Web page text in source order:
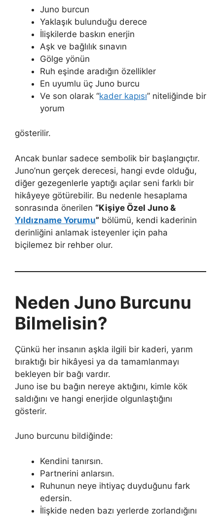
Juno burcun
Yaklaşık bulunduğu derece
İlişkilerde baskın enerjin
Aşk ve bağlılık sınavın
Gölge yönün
Ruh eşinde aradığın özellikler
En uyumlu üç Juno burcu
Ve son olarak “kader kapısı” niteliğinde bir
yorum
gösterilir.
Ancak bunlar sadece sembolik bir başlangıçtır.
Juno’nun gerçek derecesi, hangi evde olduğu,
diğer gezegenlerle yaptığı açılar seni farklı bir
hikâyeye götürebilir. Bu nedenle hesaplama
sonrasında önerilen “Kişiye Özel Juno &
Yıldızname Yorumu” bölümü, kendi kaderinin
derinliğini anlamak isteyenler için paha
biçilemez bir rehber olur.
Neden Juno Burcunu
Bilmelisin?
Çünkü her insanın aşkla ilgili bir kaderi, yarım
bıraktığı bir hikâyesi ya da tamamlanmayı
bekleyen bir bağı vardır.
Juno ise bu bağın nereye aktığını, kimle kök
saldığını ve hangi enerjide olgunlaştığını
gösterir.
Juno burcunu bildiğinde:
Kendini tanırsın.
Partnerini anlarsın.
Ruhunun neye ihtiyaç duyduğunu fark
edersin.
İlişkide neden bazı yerlerde zorlandığını